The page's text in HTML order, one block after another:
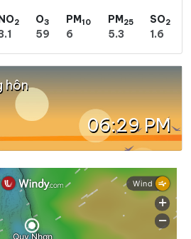
2 O3
59
PM10
6
PM25
5.3
SO2
1.6
hôn
06:29 PM